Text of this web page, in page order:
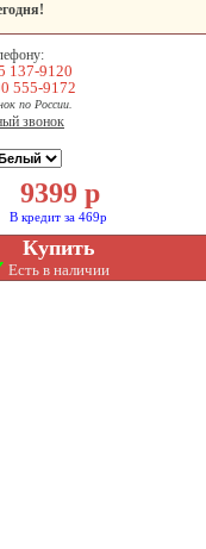
137-9120
555-9172
по России.
звонок
9399 р
В кредит за 469р
Купить
Есть в наличии